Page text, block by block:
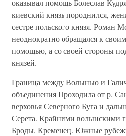
оказывал помощь Болеслав
киевский князь породнился,
сестре польского князя. Роман
неоднократно обращался к
помощью, а со своей стороны
князей.
Граница между Волынью и
объединения Проходила от р.
верховья Северного Буга и
Серета. Крайними волынскими
Броды, Кременец. Южные